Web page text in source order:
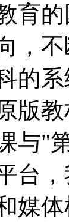
育
，
的
版
与"
台
媒